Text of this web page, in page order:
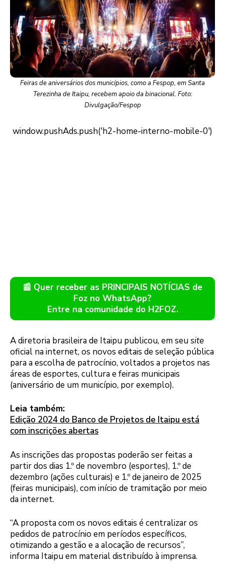
Feiras de aniversários dos municípios, como a Fespop, em Santa
Terezinha de Itaipu, recebem apoio da binacional. Foto:
Divulgação/Fespop
📰 Quer receber as PRINCIPAIS NOTÍCIAS de
Foz no WhatsApp?
Entre na comunidade do H2FOZ.
A diretoria brasileira de Itaipu publicou, em seusite
oficial na internet, os novos editais de seleção pública
para a escolha de patrocínio, voltados a projetos nas
áreas de esportes, cultura e feiras municipais
(aniversário de um município, por exemplo).
Leia também:
Edição 2024 do Banco de Projetos de Itaipu está
com inscrições abertas
As inscrições das propostas poderão ser feitas a
partir dos dias 1.º de novembro (esportes), 1.º de
dezembro (ações culturais) e 1.º de janeiro de 2025
(feiras municipais), com início de tramitação por meio
da internet.
“A proposta com os novos editais é centralizar os
pedidos de patrocínio em períodos específicos,
otimizando a gestão e a alocação de recursos”,
informa Itaipu em material distribuído à imprensa.